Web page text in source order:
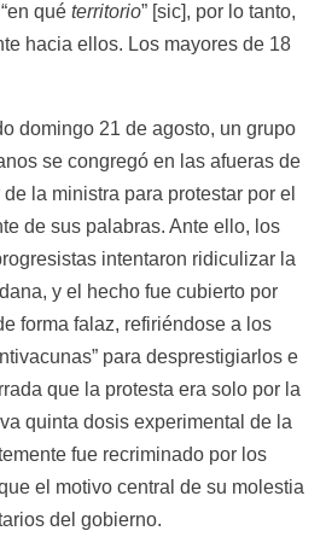
qué territorio” [sic], por lo tanto,
hacia ellos. Los mayores de 18
domingo 21 de agosto, un grupo
se congregó en las afueras de
la ministra para protestar por el
de sus palabras. Ante ello, los
intentaron ridiculizar la
y el hecho fue cubierto por
forma falaz, refiriéndose a los
para desprestigiarlos e
que la protesta era solo por la
quinta dosis experimental de la
fue recriminado por los
el motivo central de su molestia
del gobierno.